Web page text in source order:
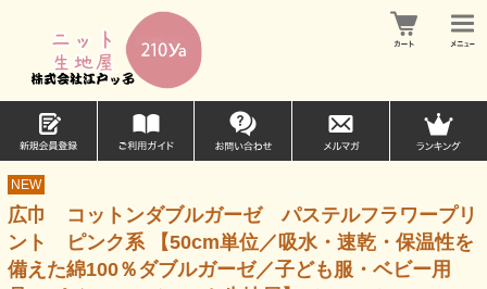
NEW
広巾 コットンダブルガーゼ パステルフラワープリ
ント ピンク系 【50cm単位／吸水・速乾・保温性を
備えた綿100％ダブルガーゼ／子ども服・ベビー用